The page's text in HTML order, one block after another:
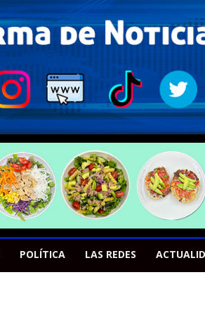
POLÍTICA LAS REDES